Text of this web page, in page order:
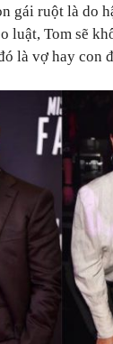
gái ruột là do
luật, Tom sẽ
là vợ hay con